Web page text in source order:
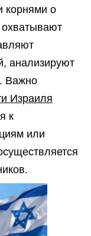
корнями о
анализируют
Важно
Израиля
к
или